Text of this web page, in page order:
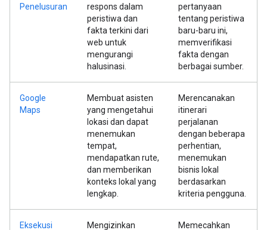
Penelusuran
respons dalam
peristiwa dan
fakta terkini dari
web untuk
mengurangi
halusinasi.
pertanyaan
tentang peristiwa
baru-baru ini,
memverifikasi
fakta dengan
berbagai sumber.
Google
Maps
Membuat asisten
yang mengetahui
lokasi dan dapat
menemukan
tempat,
mendapatkan rute,
dan memberikan
konteks lokal yang
lengkap.
Merencanakan
itinerari
perjalanan
dengan beberapa
perhentian,
menemukan
bisnis lokal
berdasarkan
kriteria pengguna.
Eksekusi
Mengizinkan
Memecahkan